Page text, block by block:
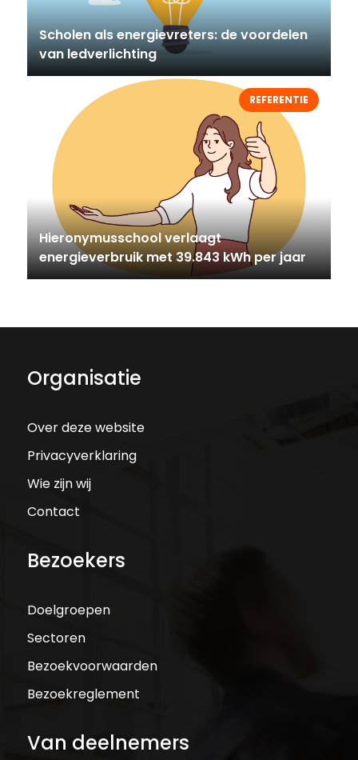
Scholen als energievreters: de voordelen
van ledverlichting
REFERENTIE
Hieronymusschool verlaagt
energieverbruik met 39.843 kWh per jaar
Organisatie
Over deze website
Privacyverklaring
Wie zijn wij
Contact
Bezoekers
Doelgroepen
Sectoren
Bezoekvoorwaarden
Bezoekreglement
Van deelnemers